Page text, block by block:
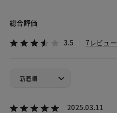
総合評価
3.5 7レビュー
2025.03.11